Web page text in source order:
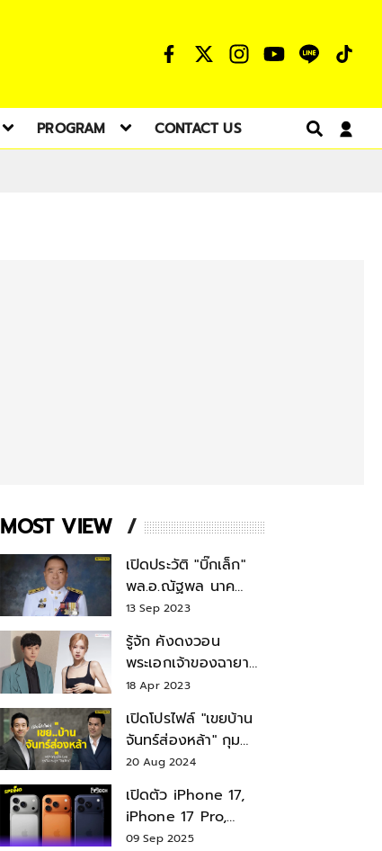
PROGRAM CONTACT US
MOST VIEW
เปิดประวัติ "บิ๊กเล็ก"
พล.อ.ณัฐพล นาค
พาณิชย์ จากเลขาฯ
สมช.-เลขาฯ
รมว.กลาโหม
13 Sep 2023
รู้จัก คังดงวอน
พระเอกเจ้าของฉายา
สมบัติแห่งชาติ หลังมี
18 Apr 2023
เปิดโปรไฟล์ "เขยบ้าน
จันทร์ส่องหล้า" กุม
บังเหียนธุรกิจตระกูล
"ชินวัตร"
20 Aug 2024
เปิดตัว iPhone 17,
iPhone 17 Pro,
iPhone 17 Air สเปค
09 Sep 2025